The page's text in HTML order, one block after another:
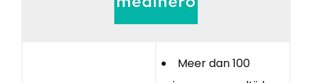
Meer dan 100